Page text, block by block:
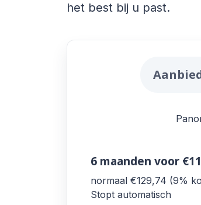
het best bij u past.
Alle
6 maanden voor
normaal €129,74 9%
Stopt automatisch